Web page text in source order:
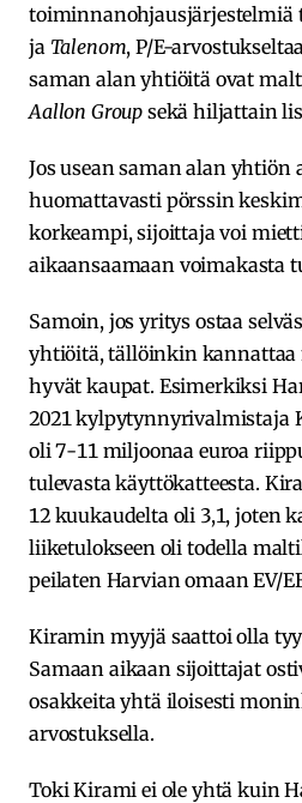
toiminnanohjausjärjestelmiä
ja Talenom, P/E-
saman alan yhtiöitä ovat
Aallon Group sekä hiljattain
Jos usean saman alan yhtiön
huomattavasti pörssin
korkeampi, sijoittaja voi
aikaansaamaan voimakasta
Samoin, jos yritys ostaa
yhtiöitä, tällöinkin kannattaa
hyvät kaupat. Esimerkiksi
2021 kylpytynnyrivalmistaja
oli 7-11 miljoonaa euroa
tulevasta käyttökatteesta.
12 kuukaudelta oli 3,1, joten
liiketulokseen oli todella
peilaten Harvian omaan EV/
Kiramin myyjä saattoi olla
Samaan aikaan sijoittajat
osakkeita yhtä iloisesti
arvostuksella.
Toki Kirami ei ole yhtä kuin